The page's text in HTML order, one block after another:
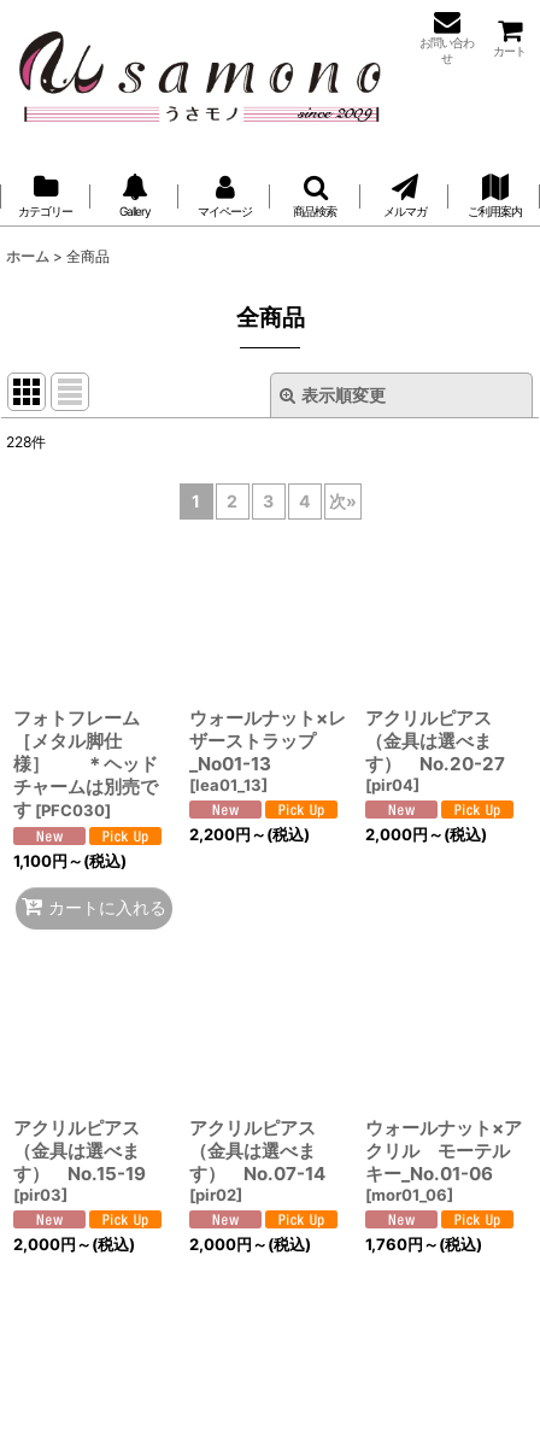
お問い合わ
せ
カート
カテゴリー Gallery マイページ 商品検索 メルマガ ご利用案内
ホーム > 全商品
全商品
表示順変更
228件
1 2 3 4 次»
フォトフレーム
［メタル脚仕
様］ ＊ヘッド
チャームは別売で
す [PFC030]
1,100円～(税込)
カートに入れる
ウォールナット×レ
ザーストラップ
_No01-13
[lea01_13]
2,200円～(税込)
アクリルピアス
（金具は選べま
す） No.20-27
[pir04]
2,000円～(税込)
アクリルピアス
（金具は選べま
す） No.15-19
[pir03]
2,000円～(税込)
アクリルピアス
（金具は選べま
す） No.07-14
[pir02]
2,000円～(税込)
ウォールナット×ア
クリル モーテル
キー_No.01-06
[mor01_06]
1,760円～(税込)